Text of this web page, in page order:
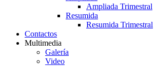
Ampliada Trimestral
Resumida
Resumida Trimestral
Contactos
Multimedia
Galería
Video